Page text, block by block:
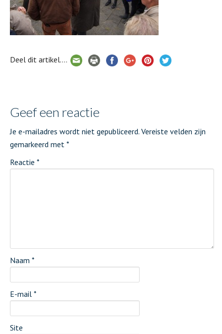
Deel dit artikel....
Geef een reactie
Je e-mailadres wordt niet gepubliceerd. Vereiste velden zijn
gemarkeerd met *
Reactie *
Naam *
E-mail *
Site